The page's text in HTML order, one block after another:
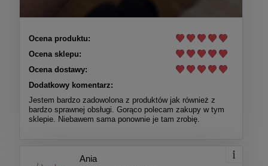
Ocena produktu:
Ocena sklepu:
Ocena dostawy:
Dodatkowy komentarz:
Jestem bardzo zadowolona z produktów jak również z
bardzo sprawnej obsługi. Gorąco polecam zakupy w tym
sklepie. Niebawem sama ponownie je tam zrobię.
Ania